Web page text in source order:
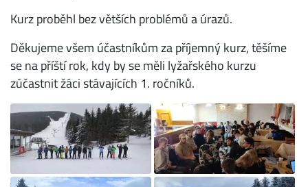
Kurz proběhl bez větších problémů a úrazů.
Děkujeme všem účastníkům za příjemný kurz, těšíme
se na příští rok, kdy by se měli lyžařského kurzu
zúčastnit žáci stávajících 1. ročníků.